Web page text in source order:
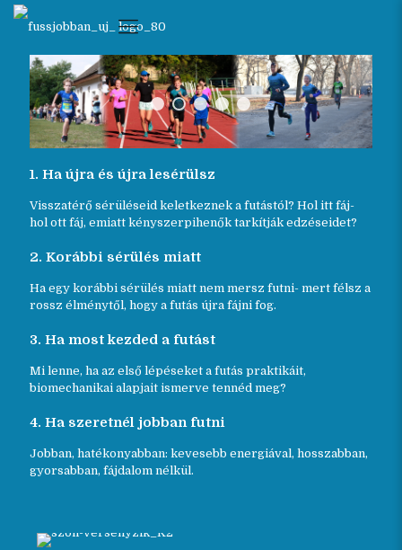
1. Ha újra és újra lesérülsz
Visszatérő sérüléseid keletkeznek a futástól? Hol itt fáj-
hol ott fáj, emiatt kényszerpihenők tarkítják edzéseidet?
2. Korábbi sérülés miatt
Ha egy korábbi sérülés miatt nem mersz futni- mert félsz a
rossz élménytől, hogy a futás újra fájni fog.
3. Ha most kezded a futást
Mi lenne, ha az első lépéseket a futás praktikáit,
biomechanikai alapjait ismerve tennéd meg?
4. Ha szeretnél jobban futni
Jobban, hatékonyabban: kevesebb energiával, hosszabban,
gyorsabban, fájdalom nélkül.